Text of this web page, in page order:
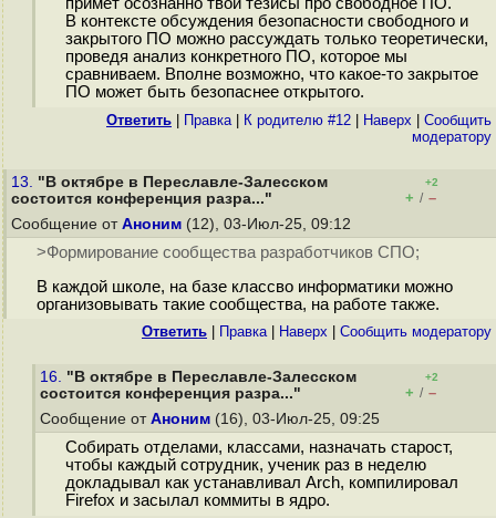
примет осознанно твои тезисы про свободное ПО.
В контексте обсуждения безопасности свободного и
закрытого ПО можно рассуждать только теоретически,
проведя анализ конкретного ПО, которое мы
сравниваем. Вполне возможно, что какое-то закрытое
ПО может быть безопаснее открытого.
Ответить Правка| К родителю #12 Наверх
Cообщить
модератору
13. "В октябре в Переславле-Залесском
состоится конференция разра..."
+2
+ / –
Сообщение от Аноним (12), 03-Июл-25, 09:12
>Формирование сообщества разработчиков СПО;
В каждой школе, на базе классво информатики можно
организовывать такие сообщества, на работе также.
Ответить Правка| Наверх Cообщить модератору
16. "В октябре в Переславле-Залесском
состоится конференция разра..."
+2
+ / –
Сообщение от Аноним (16), 03-Июл-25, 09:25
Собирать отделами, классами, назначать старост,
чтобы каждый сотрудник, ученик раз в неделю
докладывал как устанавливал Arch, компилировал
Firefox и засылал коммиты в ядро.